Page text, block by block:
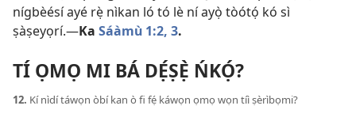
nígbèésí ayé rẹ̀ nìkan ló tó lè ní ayọ̀ tòótọ́ kó sì
ṣàṣeyọrí.​—Ka Sáàmù 1:​2, 3.
TÍ ỌMỌ MI BÁ DẸ́ṢẸ̀ ŃKỌ́?
12. Kí nìdí táwọn òbí kan ò fi fẹ́ káwọn ọmọ wọn tíì ṣèrìbọmi?